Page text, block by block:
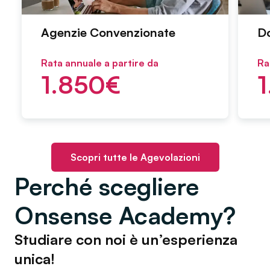
Agenzie Convenzionate
Rata annuale a partire da
1.850€
Scopri tutte le Agevolazioni
Perché scegliere
Onsense Academy?
Studiare con noi è un’esperienza
unica!